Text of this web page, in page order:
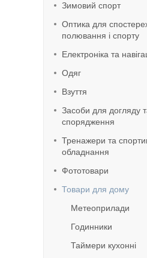
Зимовий спорт
Оптика для
полювання і спорту
Електроніка та
Одяг
Взуття
Засоби для догляду
спорядження
Тренажери та
обладнання
Фототовари
Товари для дому
Метеоприлади
Годинники
Таймери кухонні